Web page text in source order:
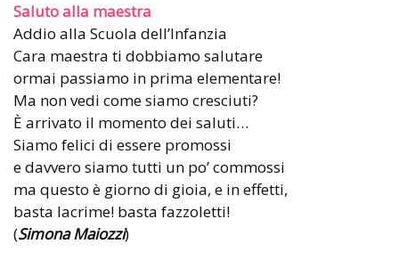
Saluto alla maestra
Addio alla Scuola dell’Infanzia
Cara maestra ti dobbiamo salutare
ormai passiamo in prima elementare!
Ma non vedi come siamo cresciuti?
È arrivato il momento dei saluti…
Siamo felici di essere promossi
e davvero siamo tutti un po’ commossi
ma questo è giorno di gioia, e in effetti,
basta lacrime! basta fazzoletti!
(Simona Maiozzi)